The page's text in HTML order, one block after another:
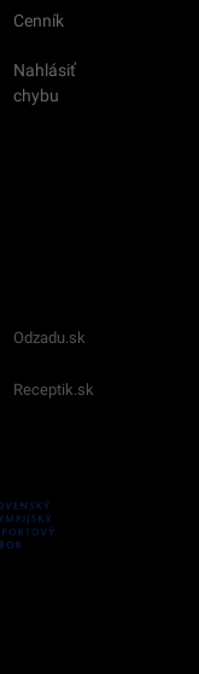
Cenník
Nahlásiť
chybu
Odzadu.sk
Receptik.sk